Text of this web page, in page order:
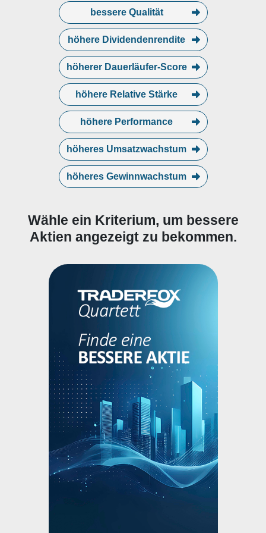
not-for-profit organizations
worldwide. The Investment
Managers segment gives
investment operations ou
bessere Qualität
höhere Dividendenrendite
höherer Dauerläufer-Score
höhere Relative Stärke
höhere Performance
höheres Umsatzwachstum
höheres Gewinnwachstum
Wähle ein Kriterium, um bessere
Aktien angezeigt zu bekommen.